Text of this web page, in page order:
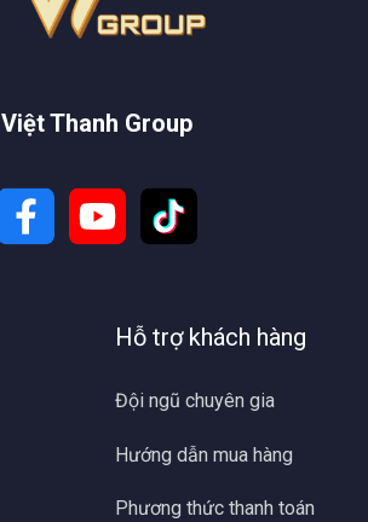
Việt Thanh Group
Hỗ trợ khách hàng
Đội ngũ chuyên gia
Hướng dẫn mua hàng
Phương thức thanh toán